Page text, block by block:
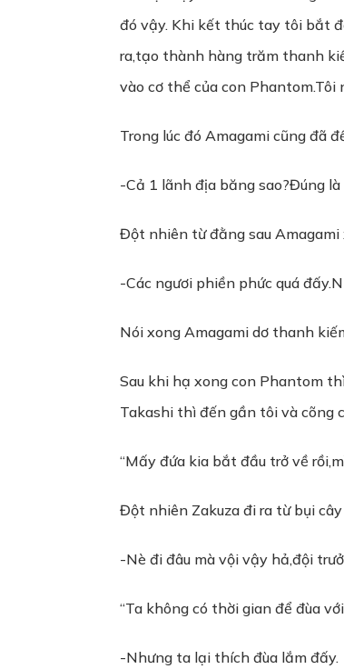
đó vậy. Khi kết thúc tay tôi bắt
ra,tạo thành hàng trăm thanh
vào cơ thể của con
Trong lúc đó Amagami cũng đã
-Cả 1 lãnh địa băng sao?Đúng
Đột nhiên từ đằng sau
-Các ngươi phiền phức quá
Nói xong Amagami dơ thanh
Sau khi hạ xong con Phantom
Takashi thì đến gần tôi và cõng
“Mấy đứa kia bắt đầu trở về
Đột nhiên Zakuza đi ra từ bụi cây
-Nè đi đâu mà vội vậy hả,đội
“Ta không có thời gian để đùa
-Nhưng ta lại thích đùa lắm đấy.